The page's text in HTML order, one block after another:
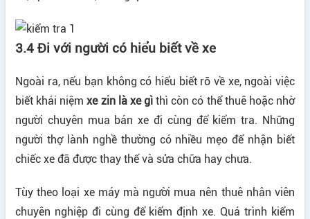
3.4 Đi với người có hiểu biết về xe
Ngoài ra, nếu bạn không có hiểu biết rõ về xe, ngoài việc
biết khái niệmxe zin là xe gì thì còn có thể thuê hoặc nhờ
người chuyên mua bán xe đi cùng để kiểm tra. Những
người thợ lành nghề thường có nhiều mẹo để nhận biết
chiếc xe đã được thay thế và sửa chữa hay chưa.
Tùy theo loại xe máy mà người mua nên thuê nhân viên
chuyên nghiệp đi cùng để kiểm định xe. Quá trình kiểm